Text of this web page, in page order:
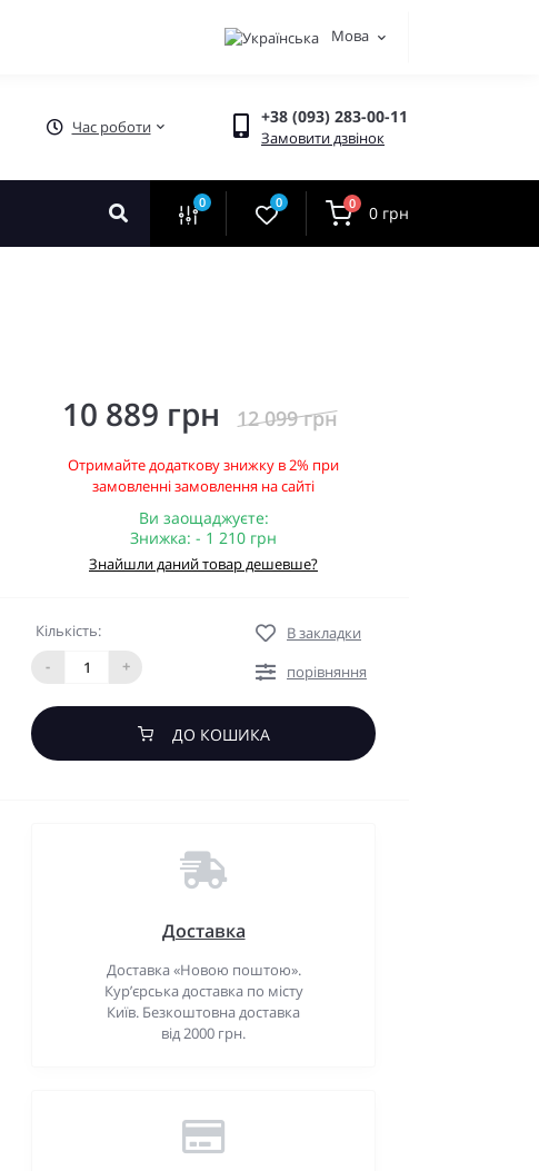
Мова
Час роботи +38 (093) 283-00-11
Замовити дзвінок
0 0 0 0 грн
10 889 грн 12 099 грн
Отримайте додаткову знижку в 2% при
замовленні замовлення на сайті
Ви заощаджуєте:
Знижка: - 1 210 грн
Знайшли даний товар дешевше?
Кількість:
-
+
В закладки
порівняння
ДО КОШИКА
Доставка
Доставка «Новою поштою».
Кур’єрська доставка по місту
Київ. Безкоштовна доставка
від 2000 грн.